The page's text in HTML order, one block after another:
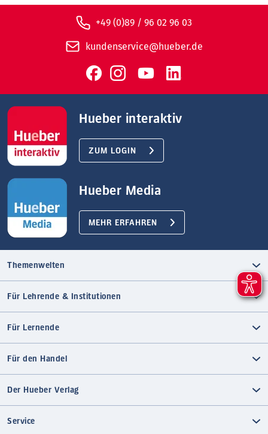
+49 (0)89 / 96 02 96 03
kundenservice@hueber.de
Hueber interaktiv
ZUM LOGIN
Hueber Media
MEHR ERFAHREN
Themenwelten
Für Lehrende & Institutionen
Für Lernende
Für den Handel
Der Hueber Verlag
Service